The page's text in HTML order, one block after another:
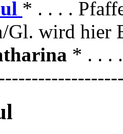
* . . . .
Gl. wird hier
* . . .